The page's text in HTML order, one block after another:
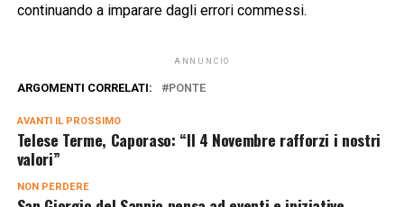
continuando a imparare dagli errori commessi.
ANNUNCIO
ARGOMENTI CORRELATI: PONTE
AVANTI IL ​​PROSSIMO
Telese Terme, Caporaso: “Il 4 Novembre rafforzi i nostri
valori”
NON PERDERE